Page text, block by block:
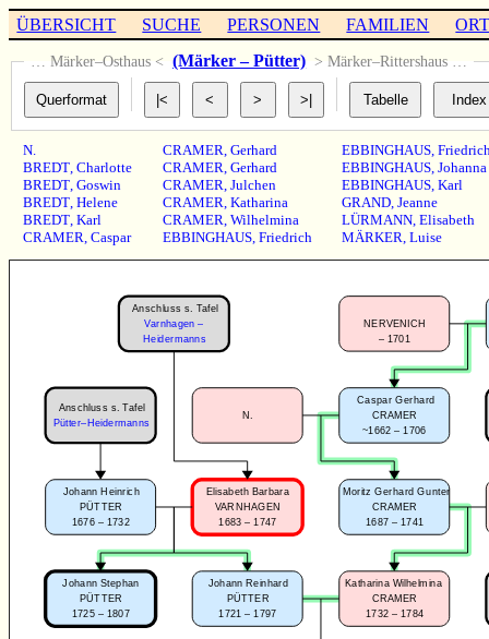
ÜBERSICHT SUCHE PERSONEN FAMILIEN
… Märker–Osthaus < (Märker – Pütter) > Märker–Rittershaus …
N.
BREDT,Charlotte
BREDT,Goswin
BREDT,Helene
BREDT,Karl
CRAMER,Caspar
CRAMER, Gerhard
CRAMER, Gerhard
CRAMER, Julchen
CRAMER, Katharina
CRAMER, Wilhelmina
EBBINGHAUS, Friedrich
EBBINGHAUS,
EBBINGHAUS, Johanna
EBBINGHAUS, Karl
GRAND, Jeanne
LÜRMANN, Elisabeth
MÄRKER, Luise
Johann Stephan
PÜTTER
1725 – 1807
Johann Heinrich
PÜTTER
1676 – 1732
Elisabeth Barbara
VARNHAGEN
1683 – 1747
Johann Reinhard
PÜTTER
1721 – 1797
Katharina Wilhelmina
CRAMER
1732 – 1784
Anschluss s. Tafel
Varnhagen –
Heidermanns
Moritz Gerhard Gunter
CRAMER
1687 – 1741
Caspar Gerhard
CRAMER
~1662 – 1706
N.
NERVENICH
– 1701
Anschluss s. Tafel
Pütter–Heidermanns